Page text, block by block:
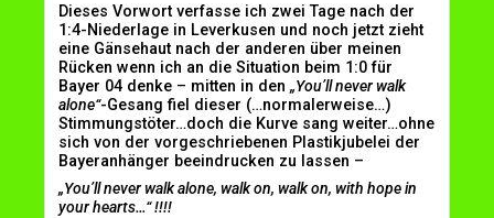
Dieses Vorwort verfasse ich zwei Tage nach der
1:4-Niederlage in Leverkusen und noch jetzt zieht
eine Gänsehaut nach der anderen über meinen
Rücken wenn ich an die Situation beim 1:0 für
Bayer 04 denke – mitten in den „You’ll never walk
alone“-Gesang fiel dieser (…normalerweise…)
Stimmungstöter…doch die Kurve sang weiter…ohne
sich von der vorgeschriebenen Plastikjubelei der
Bayeranhänger beeindrucken zu lassen –
„You’ll never walk alone, walk on, walk on, with hope in
your hearts…“ !!!!